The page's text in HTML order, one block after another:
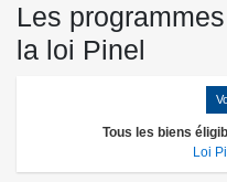
Les
la loi Pinel
Tous les biens
Loi